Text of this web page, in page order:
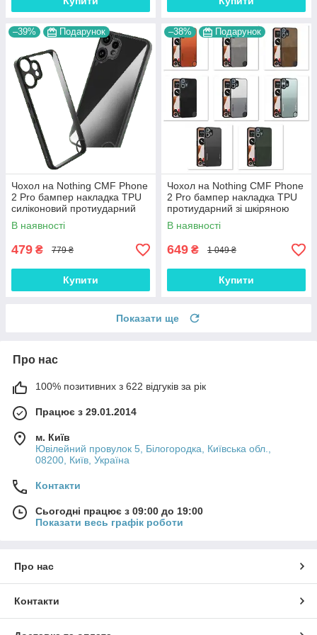
–39% Подарунок
Чохол на Nothing CMF Phone
2 Pro бампер накладка TPU
силіконовий протиударний
прозорий "CLEAR-BUMP"
В наявності
479 ₴ 779 ₴
Купити
–38% Подарунок
Чохол на Nothing CMF Phone
2 Pro бампер накладка TPU
протиударний зі шкіряною
вставкою "CMF-LEATHER"
В наявності
649 ₴ 1 049 ₴
Купити
Показати ще
Про нас
100% позитивних з 622 відгуків за рік
Працює з 29.01.2014
м. Київ
Ювілейний провулок 5, Білогородка, Київська обл.,
08200, Київ, Україна
Контакти
Сьогодні працює з 09:00 до 19:00
Показати весь графік роботи
Про нас
Контакти